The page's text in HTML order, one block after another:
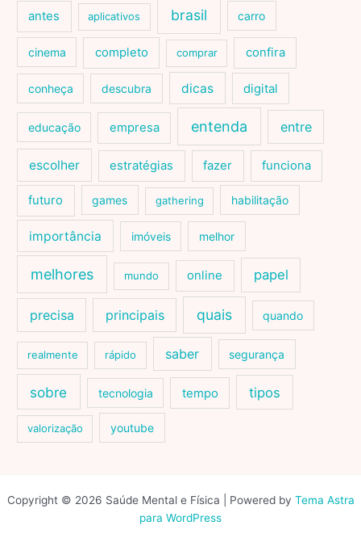
antes aplicativos brasil carro
cinema completo comprar confira
conheça descubra dicas digital
educação empresa entenda entre
escolher estratégias fazer funciona
futuro games gathering habilitação
importância imóveis melhor
melhores mundo online papel
precisa principais quais quando
realmente rápido saber segurança
sobre tecnologia tempo tipos
valorização youtube
Copyright © 2026 Saúde Mental e Física | Powered by Tema Astra
para WordPress